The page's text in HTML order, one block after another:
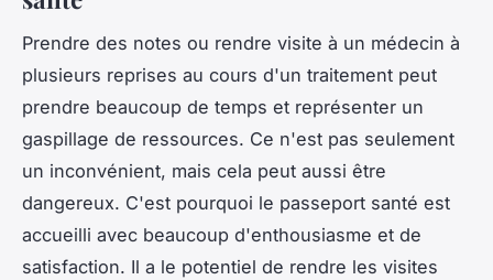
Prendre des notes ou rendre visite à un médecin à
plusieurs reprises au cours d'un traitement peut
prendre beaucoup de temps et représenter un
gaspillage de ressources. Ce n'est pas seulement
un inconvénient, mais cela peut aussi être
dangereux. C'est pourquoi le passeport santé est
accueilli avec beaucoup d'enthousiasme et de
satisfaction. Il a le potentiel de rendre les visites